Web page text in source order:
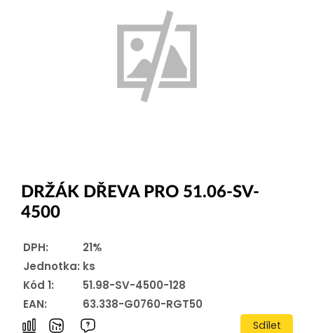
DRŽÁK DŘEVA PRO 51.06-SV-
4500
DPH:
21%
Jednotka: ks
Kód 1:
51.98-SV-4500-128
EAN:
63.338-G0760-RGT50
Sdílet